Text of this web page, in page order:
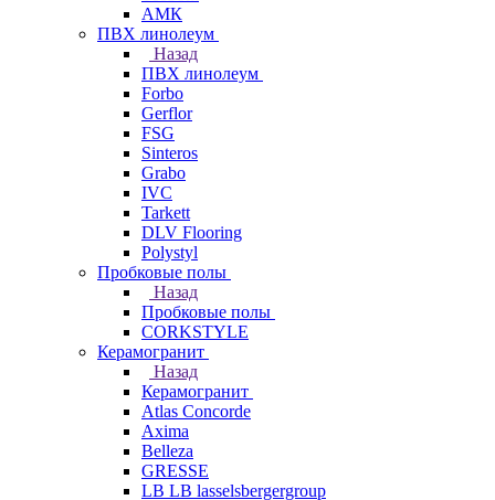
АМК
ПВХ линолеум
Назад
ПВХ линолеум
Forbo
Gerflor
FSG
Sinteros
Grabo
IVC
Tarkett
DLV Flooring
Polystyl
Пробковые полы
Назад
Пробковые полы
CORKSTYLE
Керамогранит
Назад
Керамогранит
Atlas Concorde
Axima
Belleza
GRESSE
LB LB lasselsbergergroup